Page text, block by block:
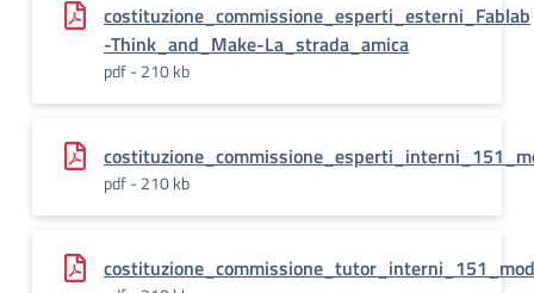
costituzione_commissione_esperti_esterni_Fablab
-Think_and_Make-La_strada_amica
pdf - 210 kb
pdf - 210 kb